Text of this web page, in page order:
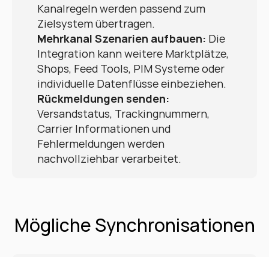
Kanalregeln werden passend zum
Zielsystem übertragen.
Mehrkanal Szenarien aufbauen: Die
Integration kann weitere Marktplätze,
Shops, Feed Tools, PIM Systeme oder
individuelle Datenflüsse einbeziehen.
Rückmeldungen senden:
Versandstatus, Trackingnummern,
Carrier Informationen und
Fehlermeldungen werden
nachvollziehbar verarbeitet.
Mögliche Synchronisationen